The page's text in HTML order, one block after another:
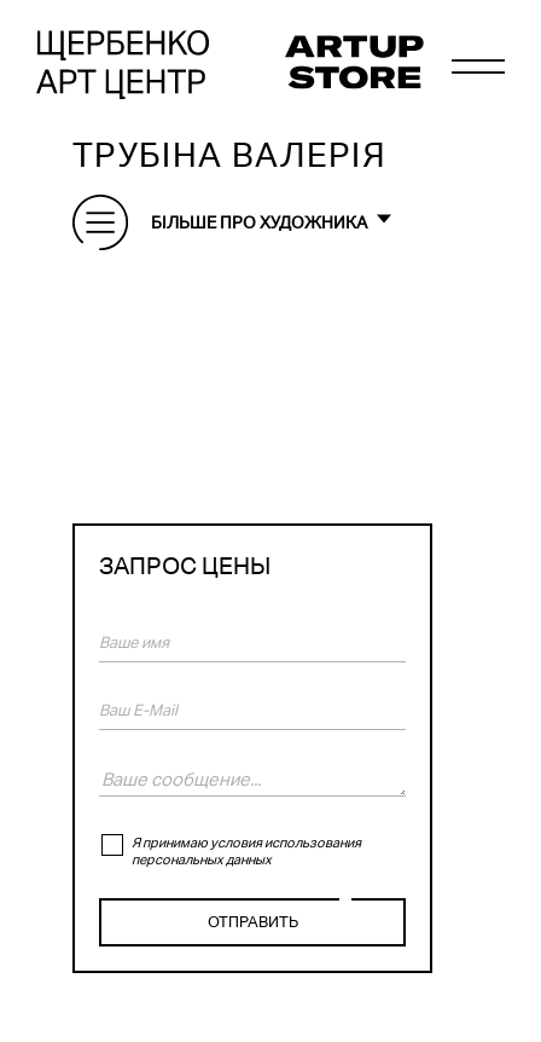
ТРУБІНА ВАЛЕРІЯ
БІЛЬШЕ ПРО ХУДОЖНИКА
ЗАПРОС ЦЕНЫ
Я принимаю условия использования
персональных данных